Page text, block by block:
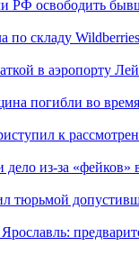
освободить
по складу
в аэропорту
погибли во
к
дело из-за
тюрьмой